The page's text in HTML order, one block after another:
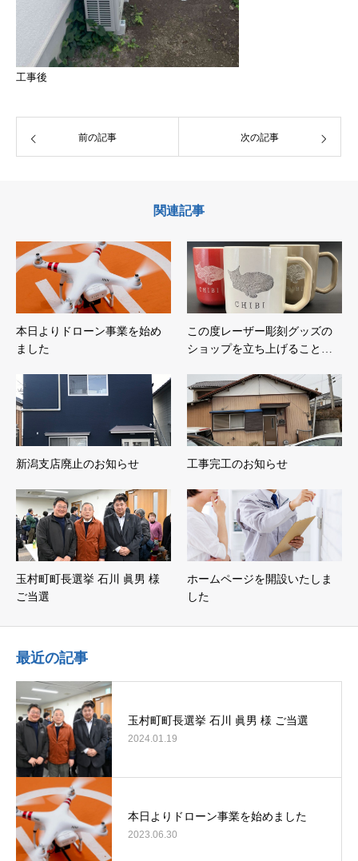
工事後
前の記事 次の記事
関連記事
本日よりドローン事業を始め
ました
この度レーザー彫刻グッズの
ショップを立ち上げること…
新潟支店廃止のお知らせ 工事完工のお知らせ
玉村町町長選挙 石川 眞男 様
ご当選
ホームページを開設いたしま
した
最近の記事
玉村町町長選挙 石川 眞男 様 ご当選
2024.01.19
本日よりドローン事業を始めました
2023.06.30